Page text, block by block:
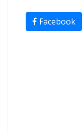
Facebook